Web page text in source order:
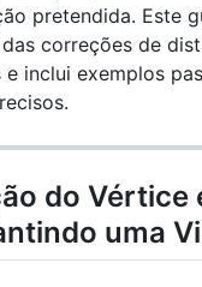
pretendida. Este
correções de
inclui exemplos
do Vértice
uma